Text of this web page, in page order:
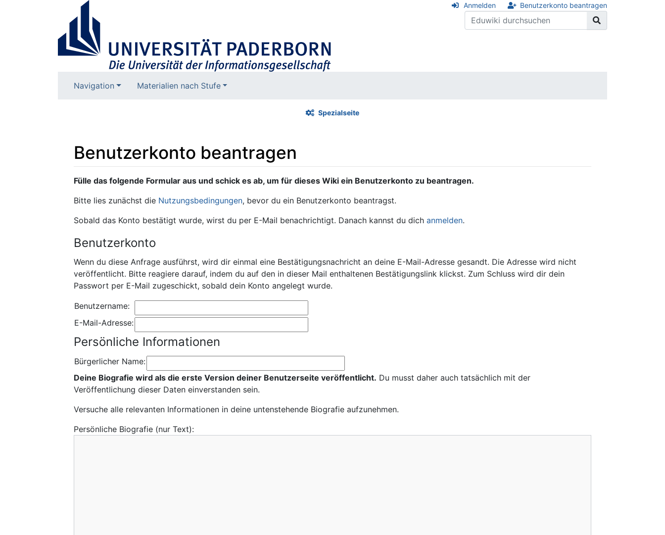
Anmelden Benutzerkonto beantragen
Navigation Materialien nach Stufe
Spezialseite
Benutzerkonto beantragen
Wechseln zu:Navigation,Suche
Fülle das folgende Formular aus und schick es ab, um für dieses Wiki ein Benutzerkonto zu beantragen.
Bitte lies zunächst die Nutzungsbedingungen, bevor du ein Benutzerkonto beantragst.
Sobald das Konto bestätigt wurde, wirst du per E-Mail benachrichtigt. Danach kannst du dich anmelden.
Benutzerkonto
Wenn du diese Anfrage ausführst, wird dir einmal eine Bestätigungsnachricht an deine E-Mail-Adresse gesandt. Die Adresse wird nicht
veröffentlicht. Bitte reagiere darauf, indem du auf den in dieser Mail enthaltenen Bestätigungslink klickst. Zum Schluss wird dir dein
Passwort per E-Mail zugeschickt, sobald dein Konto angelegt wurde.
Benutzername:
E-Mail-Adresse:
Persönliche Informationen
Bürgerlicher Name:
Deine Biografie wird als die erste Version deiner Benutzerseite veröffentlicht. Du musst daher auch tatsächlich mit der
Veröffentlichung dieser Daten einverstanden sein.
Versuche alle relevanten Informationen in deine untenstehende Biografie aufzunehmen.
Persönliche Biografie (nur Text):